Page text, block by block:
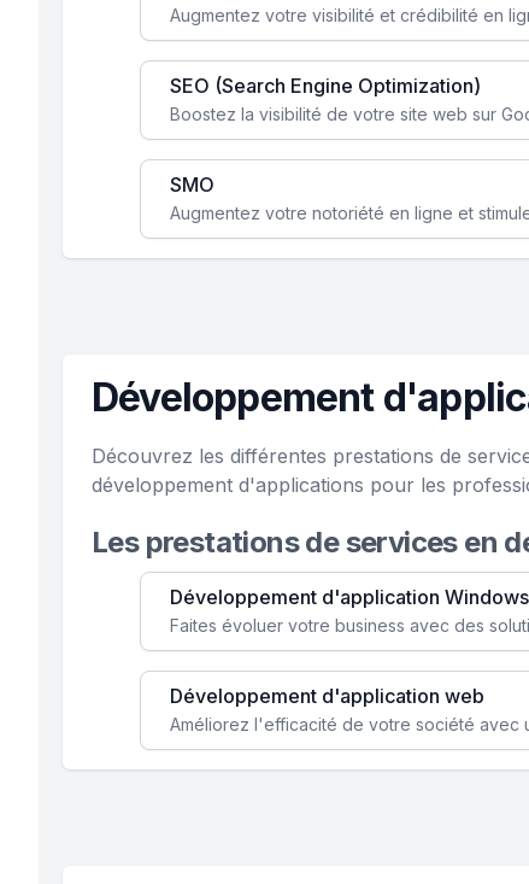
SEO (Search Engine Optimization)
SMO
Développement
Découvrez les différentes prestations de
développement d'applications pour les
Les prestations de services en
Développement d'application
Développement d'application web